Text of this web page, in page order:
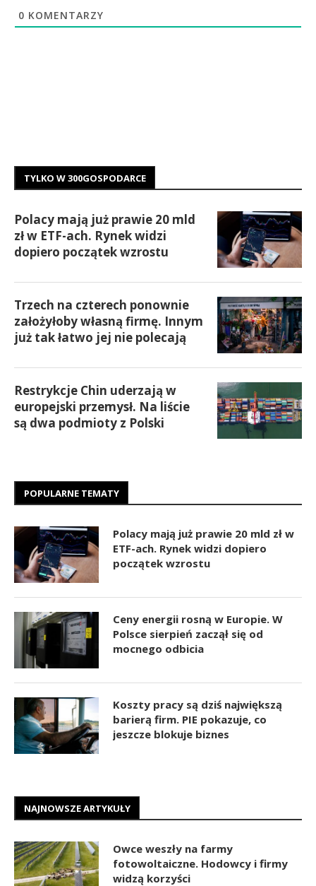
0 KOMENTARZY
TYLKO W 300GOSPODARCE
Polacy mają już prawie 20 mld
zł w ETF-ach. Rynek widzi
dopiero początek wzrostu
Trzech na czterech ponownie
założyłoby własną firmę. Innym
już tak łatwo jej nie polecają
Restrykcje Chin uderzają w
europejski przemysł. Na liście
są dwa podmioty z Polski
POPULARNE TEMATY
Polacy mają już prawie 20 mld zł w
ETF-ach. Rynek widzi dopiero
początek wzrostu
Ceny energii rosną w Europie. W
Polsce sierpień zaczął się od
mocnego odbicia
Koszty pracy są dziś największą
barierą firm. PIE pokazuje, co
jeszcze blokuje biznes
NAJNOWSZE ARTYKUŁY
Owce weszły na farmy
fotowoltaiczne. Hodowcy i firmy
widzą korzyści